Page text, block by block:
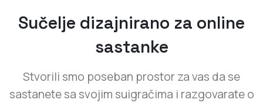
Sučelje dizajnirano za online
sastanke
Stvorili smo poseban prostor za vas da se
sastanete sa svojim suigračima i razgovarate o